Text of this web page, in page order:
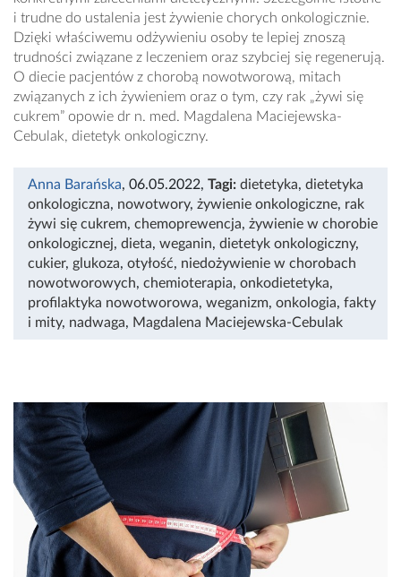
i trudne do ustalenia jest żywienie chorych onkologicznie.
Dzięki właściwemu odżywieniu osoby te lepiej znoszą
trudności związane z leczeniem oraz szybciej się regenerują.
O diecie pacjentów z chorobą nowotworową, mitach
związanych z ich żywieniem oraz o tym, czy rak „żywi się
cukrem” opowie dr n. med. Magdalena Maciejewska-
Cebulak, dietetyk onkologiczny.
Anna Barańska, 06.05.2022, Tagi: dietetyka, dietetyka
onkologiczna, nowotwory, żywienie onkologiczne, rak
żywi się cukrem, chemoprewencja, żywienie w chorobie
onkologicznej, dieta, weganin, dietetyk onkologiczny,
cukier, glukoza, otyłość, niedożywienie w chorobach
nowotworowych, chemioterapia, onkodietetyka,
profilaktyka nowotworowa, weganizm, onkologia, fakty
i mity, nadwaga, Magdalena Maciejewska-Cebulak